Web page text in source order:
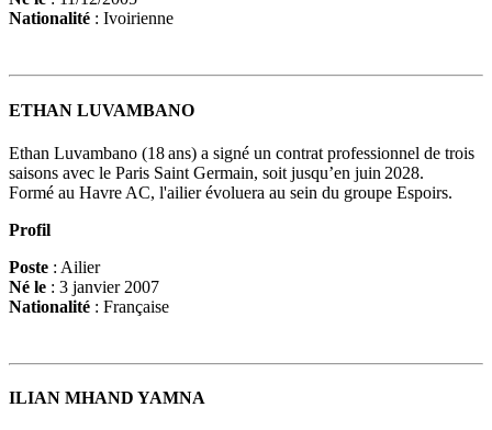
Nationalité : Ivoirienne
ETHAN LUVAMBANO
Ethan Luvambano (18 ans) a signé un contrat professionnel de trois
saisons avec le Paris Saint Germain, soit jusqu’en juin 2028.
Formé au Havre AC, l'ailier évoluera au sein du groupe Espoirs.
Profil
Poste : Ailier
Né le : 3 janvier 2007
Nationalité : Française
ILIAN MHAND YAMNA